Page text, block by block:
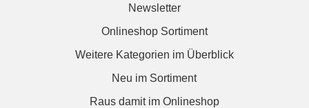
Newsletter
Onlineshop Sortiment
Weitere Kategorien im Überblick
Neu im Sortiment
Raus damit im Onlineshop